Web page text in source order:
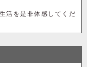
活を是非体感してくだ